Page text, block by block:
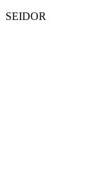
SEIDOR